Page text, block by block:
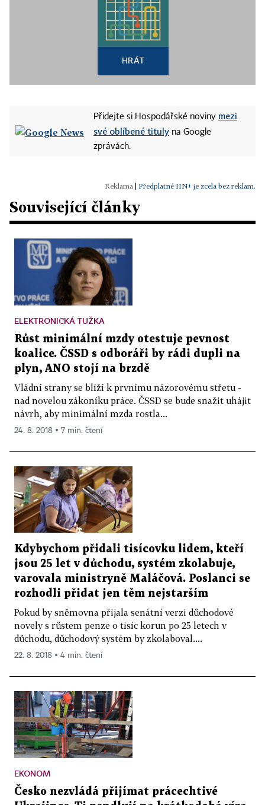
HRÁT
Přidejte si Hospodářské noviny mezi
své oblíbené tituly na Google
zprávách.
Předplatné HN+ je zcela bez reklam.
Související články
ELEKTRONICKÁ TUŽKA
Růst minimální mzdy otestuje pevnost
koalice. ČSSD s odboráři by rádi dupli na
plyn, ANO stojí na brzdě
Vládní strany se blíží k prvnímu názorovému střetu -
nad novelou zákoníku práce. ČSSD se bude snažit uhájit
návrh, aby minimální mzda rostla...
24. 8. 2018 ▪ 7 min. čtení
Kdybychom přidali tisícovku lidem, kteří
jsou 25 let v důchodu, systém zkolabuje,
varovala ministryně Maláčová. Poslanci se
rozhodli přidat jen těm nejstarším
Pokud by sněmovna přijala senátní verzi důchodové
novely s růstem penze o tisíc korun po 25 letech v
důchodu, důchodový systém by zkolaboval....
22. 8. 2018 ▪ 4 min. čtení
EKONOM
Česko nezvládá přijímat prácechtivé